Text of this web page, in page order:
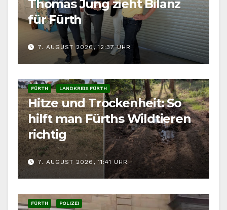
Thomas Jung zieht Bilanz
für Fürth
7. AUGUST 2026, 12:37 UHR
FÜRTH LANDKREIS FÜRTH
Hitze und Trockenheit: So
hilft man Fürths Wildtieren
richtig
7. AUGUST 2026, 11:41 UHR
FÜRTH POLIZEI